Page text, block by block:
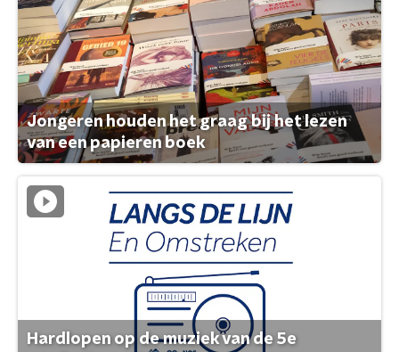
Jongeren houden het graag bij het lezen
van een papieren boek
Hardlopen op de muziek van de 5e